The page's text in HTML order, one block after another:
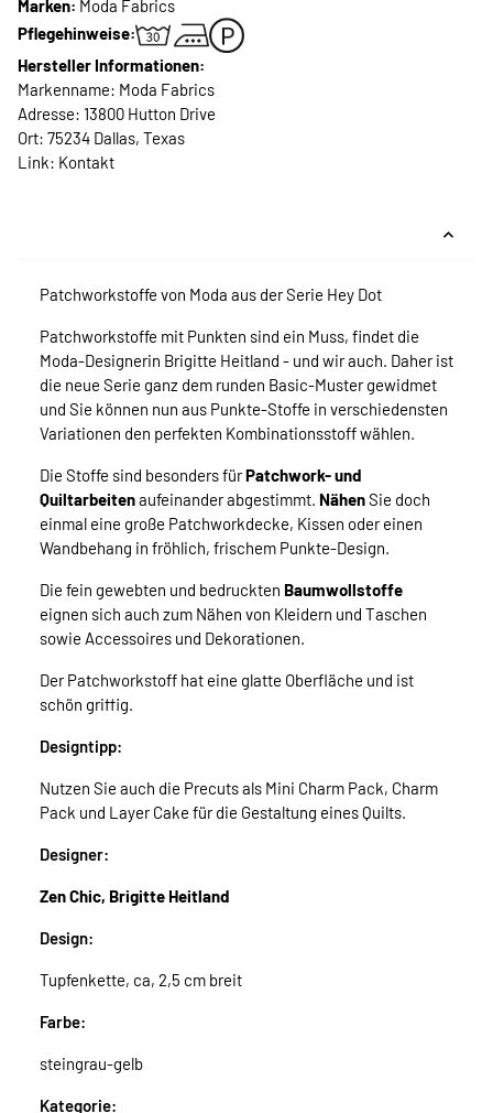
Marken: Moda Fabrics
Pflegehinweise:
Hersteller Informationen:
Markenname: Moda Fabrics
Adresse: 13800 Hutton Drive
Ort: 75234 Dallas, Texas
Link: Kontakt
Patchworkstoffe von Moda aus der Serie Hey Dot
Patchworkstoffe mit Punkten sind ein Muss, findet die
Moda-Designerin Brigitte Heitland - und wir auch. Daher ist
die neue Serie ganz dem runden Basic-Muster gewidmet
und Sie können nun aus Punkte-Stoffe in verschiedensten
Variationen den perfekten Kombinationsstoff wählen.
Die Stoffe sind besonders fürPatchwork- und
Quiltarbeitenaufeinander abgestimmt. NähenSie doch
einmal eine große Patchworkdecke, Kissen oder einen
Wandbehang in fröhlich, frischem Punkte-Design.
Die fein gewebten und bedruckten Baumwollstoffe
eignen sich auch zum Nähen von Kleidern und Taschen
sowie Accessoires und Dekorationen.
Der Patchworkstoff hat eine glatte Oberfläche und ist
schön griffig.
Designtipp:
Nutzen Sie auch die Precuts als Mini Charm Pack, Charm
Pack und Layer Cake für die Gestaltung eines Quilts.
Designer:
Zen Chic, Brigitte Heitland
Design:
Tupfenkette, ca, 2,5 cm breit
Farbe:
steingrau-gelb
Kategorie: